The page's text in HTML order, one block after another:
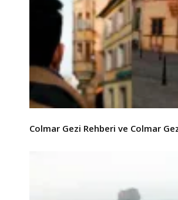
Colmar Gezi Rehberi ve Colmar